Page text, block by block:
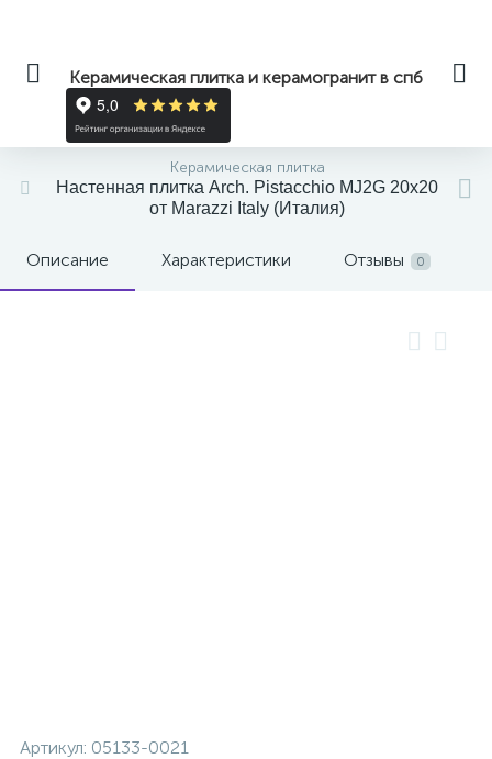
Керамическая плитка и керамогранит в спб
Керамическая плитка
Настенная плитка Arch. Pistacchio MJ2G 20x20
от Marazzi Italy (Италия)
Описание Характеристики Отзывы 0
Артикул: 05133-0021